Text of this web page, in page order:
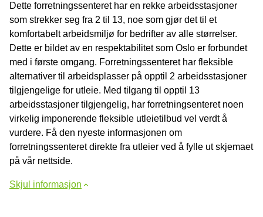
Dette forretningssenteret har en rekke arbeidsstasjoner
som strekker seg fra 2 til 13, noe som gjør det til et
komfortabelt arbeidsmiljø for bedrifter av alle størrelser.
Dette er bildet av en respektabilitet som Oslo er forbundet
med i første omgang. Forretningssenteret har fleksible
alternativer til arbeidsplasser på opptil 2 arbeidsstasjoner
tilgjengelige for utleie. Med tilgang til opptil 13
arbeidsstasjoner tilgjengelig, har forretningsenteret noen
virkelig imponerende fleksible utleietilbud vel verdt å
vurdere. Få den nyeste informasjonen om
forretningssenteret direkte fra utleier ved å fylle ut skjemaet
på vår nettside.
Skjul informasjon